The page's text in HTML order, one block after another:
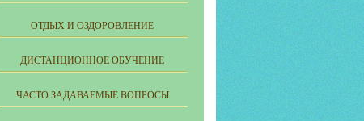
ОТДЫХ И ОЗДОРОВЛЕНИЕ
ДИСТАНЦИОННОЕ ОБУЧЕНИЕ
ЧАСТО ЗАДАВАЕМЫЕ ВОПРОСЫ